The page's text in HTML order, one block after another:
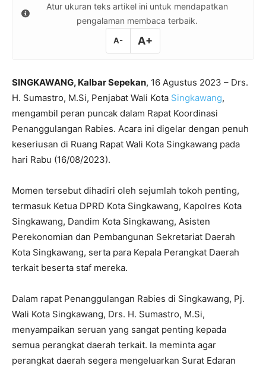
Atur ukuran teks artikel ini untuk mendapatkan
pengalaman membaca terbaik.
A- A+
SINGKAWANG, Kalbar Sepekan, 16 Agustus 2023 – Drs.
H. Sumastro, M.Si, Penjabat Wali Kota Singkawang,
mengambil peran puncak dalam Rapat Koordinasi
Penanggulangan Rabies. Acara ini digelar dengan penuh
keseriusan di Ruang Rapat Wali Kota Singkawang pada
hari Rabu (16/08/2023).
Momen tersebut dihadiri oleh sejumlah tokoh penting,
termasuk Ketua DPRD Kota Singkawang, Kapolres Kota
Singkawang, Dandim Kota Singkawang, Asisten
Perekonomian dan Pembangunan Sekretariat Daerah
Kota Singkawang, serta para Kepala Perangkat Daerah
terkait beserta staf mereka.
Dalam rapat Penanggulangan Rabies di Singkawang, Pj.
Wali Kota Singkawang, Drs. H. Sumastro, M.Si,
menyampaikan seruan yang sangat penting kepada
semua perangkat daerah terkait. Ia meminta agar
perangkat daerah segera mengeluarkan Surat Edaran